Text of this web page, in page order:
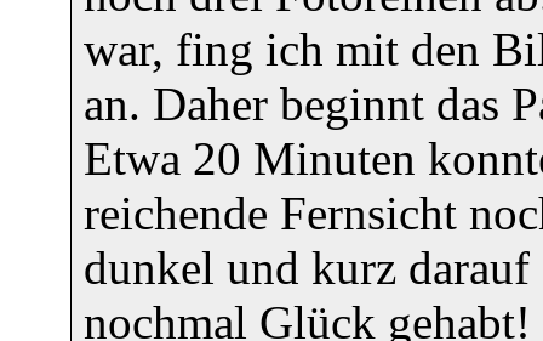
war, fing ich mit den
an. Daher beginnt das
Etwa 20 Minuten
reichende Fernsicht
dunkel und kurz
nochmal Glück gehabt!